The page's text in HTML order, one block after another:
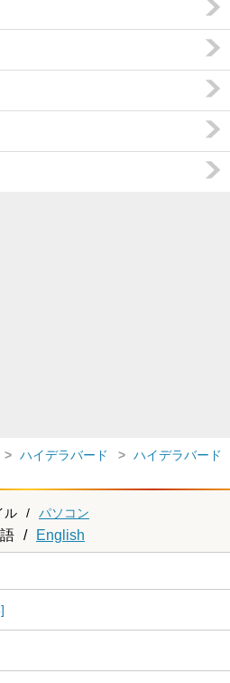
ハイデラバード
ハイデラバード
ル / パソコン
/ English